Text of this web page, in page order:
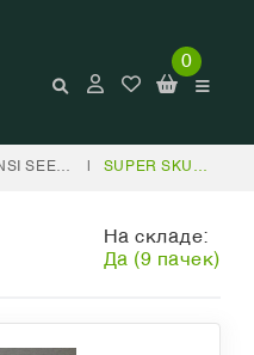
0
SENSI SEEDS | SUPER SKUNK
На складе:
Да (9 пачек)